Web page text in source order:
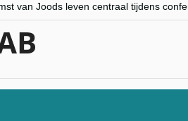
van Joods leven centraal tijdens
seculiere Westen minderheden
de verrassing van Oost-Europa
de beklaagdenbank”
en samenwerking met Mishpacha voor